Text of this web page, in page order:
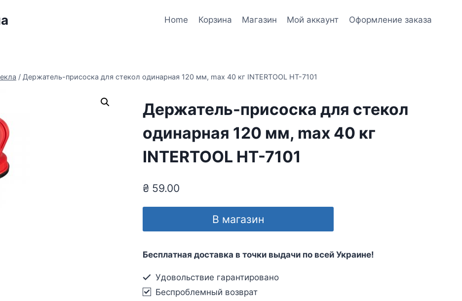
Home Корзина Магазин Мой аккаунт Оформление заказа
/ Держатель-присоска для стекол одинарная 120 мм, max 40 кг INTERTOOL HT-7101
Держатель-присоска для стекол
одинарная 120 мм, max 40 кг
INTERTOOL HT-7101
₴59.00
В магазин
Бесплатная доставка в точки выдачи по всей Украине!
Удовольствие гарантировано
Беспроблемный возврат